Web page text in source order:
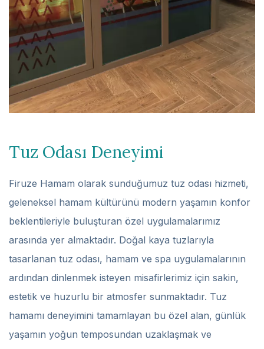
Tuz Odası Deneyimi
Firuze Hamam olarak sunduğumuz tuz odası hizmeti,
geleneksel hamam kültürünü modern yaşamın konfor
beklentileriyle buluşturan özel uygulamalarımız
arasında yer almaktadır. Doğal kaya tuzlarıyla
tasarlanan tuz odası, hamam ve spa uygulamalarının
ardından dinlenmek isteyen misafirlerimiz için sakin,
estetik ve huzurlu bir atmosfer sunmaktadır. Tuz
hamamı deneyimini tamamlayan bu özel alan, günlük
yaşamın yoğun temposundan uzaklaşmak ve